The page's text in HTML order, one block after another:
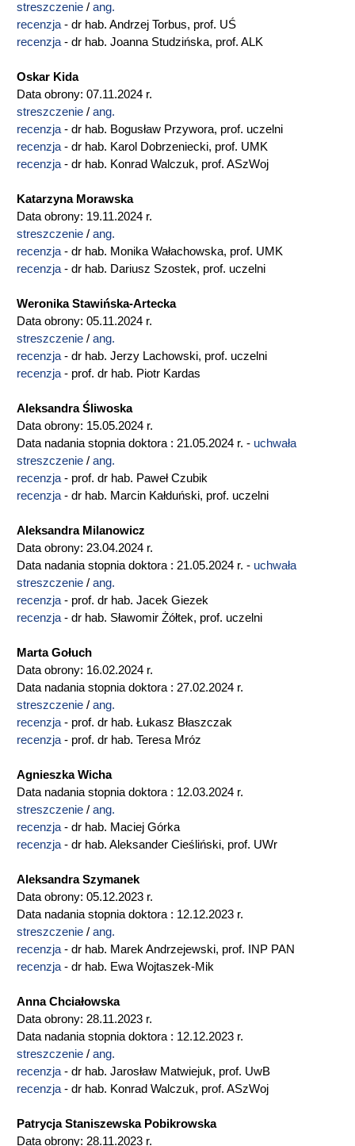
streszczenie / ang.
recenzja - dr hab. Andrzej Torbus, prof. UŚ
recenzja - dr hab. Joanna Studzińska, prof. ALK
Oskar Kida
Data obrony: 07.11.2024 r.
streszczenie / ang.
recenzja - dr hab. Bogusław Przywora, prof. uczelni
recenzja - dr hab. Karol Dobrzeniecki, prof. UMK
recenzja - dr hab. Konrad Walczuk, prof. ASzWoj
Katarzyna Morawska
Data obrony: 19.11.2024 r.
streszczenie / ang.
recenzja - dr hab. Monika Wałachowska, prof. UMK
recenzja - dr hab. Dariusz Szostek, prof. uczelni
Weronika Stawińska-Artecka
Data obrony: 05.11.2024 r.
streszczenie / ang.
recenzja - dr hab. Jerzy Lachowski, prof. uczelni
recenzja - prof. dr hab. Piotr Kardas
Aleksandra Śliwoska
Data obrony: 15.05.2024 r.
Data nadania stopnia doktora : 21.05.2024 r. - uchwała
streszczenie / ang.
recenzja - prof. dr hab. Paweł Czubik
recenzja - dr hab. Marcin Kałduński, prof. uczelni
Aleksandra Milanowicz
Data obrony: 23.04.2024 r.
Data nadania stopnia doktora : 21.05.2024 r. - uchwała
streszczenie / ang.
recenzja - prof. dr hab. Jacek Giezek
recenzja - dr hab. Sławomir Żółtek, prof. uczelni
Marta Gołuch
Data obrony: 16.02.2024 r.
Data nadania stopnia doktora : 27.02.2024 r.
streszczenie / ang.
recenzja - prof. dr hab. Łukasz Błaszczak
recenzja - prof. dr hab. Teresa Mróz
Agnieszka Wicha
Data nadania stopnia doktora : 12.03.2024 r.
streszczenie / ang.
recenzja - dr hab. Maciej Górka
recenzja - dr hab. Aleksander Cieśliński, prof. UWr
Aleksandra Szymanek
Data obrony: 05.12.2023 r.
Data nadania stopnia doktora : 12.12.2023 r.
streszczenie / ang.
recenzja - dr hab. Marek Andrzejewski, prof. INP PAN
recenzja - dr hab. Ewa Wojtaszek-Mik
Anna Chciałowska
Data obrony: 28.11.2023 r.
Data nadania stopnia doktora : 12.12.2023 r.
streszczenie / ang.
recenzja - dr hab. Jarosław Matwiejuk, prof. UwB
recenzja - dr hab. Konrad Walczuk, prof. ASzWoj
Patrycja Staniszewska Pobikrowska
Data obrony: 28.11.2023 r.